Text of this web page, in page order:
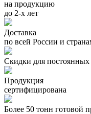
на продукцию
до 2-х лет
Доставка
по всей России и
Скидки для постоянных
Продукция
сертифицирована
Более 50 тонн готовой